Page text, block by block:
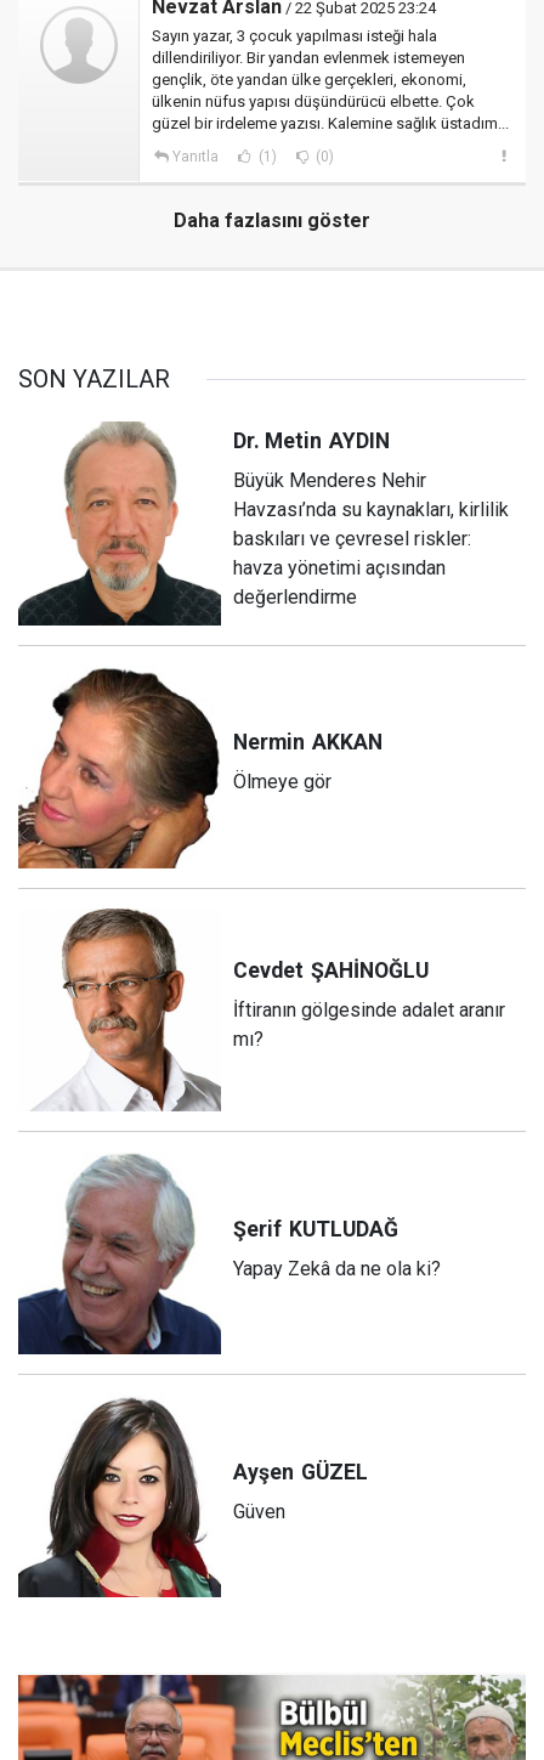
Nevzat Arslan / 22 Şubat 2025 23:24
Sayın yazar, 3 çocuk yapılması isteği hala
dillendiriliyor. Bir yandan evlenmek istemeyen
gençlik, öte yandan ülke gerçekleri, ekonomi,
ülkenin nüfus yapısı düşündürücü elbette. Çok
güzel bir irdeleme yazısı. Kalemine sağlık üstadım...
Yanıtla (1) (0)
Daha fazlasını göster
SON YAZILAR
Dr. Metin AYDIN
Büyük Menderes Nehir
Havzası’nda su kaynakları, kirlilik
baskıları ve çevresel riskler:
havza yönetimi açısından
değerlendirme
Nermin AKKAN
Ölmeye gör
Cevdet ŞAHİNOĞLU
İftiranın gölgesinde adalet aranır
mı?
Şerif KUTLUDAĞ
Yapay Zekâ da ne ola ki?
Ayşen GÜZEL
Güven